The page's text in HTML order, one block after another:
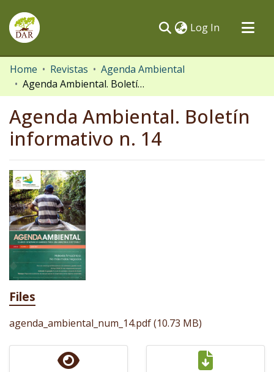
Log In (current)
Communities & Collections
All of DSpace
Home Revistas
Agenda Ambiental
Agenda Ambiental. Boletín informativo n. 14
Agenda Ambiental. Boletín
informativo n. 14
Files
agenda_ambiental_num_14.pdf(10.73 MB)